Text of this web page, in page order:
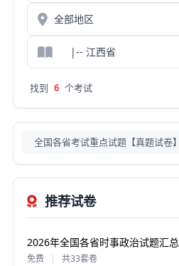
找到 6 个考试
全国各省考试重点试题【真题试卷】
推荐试卷
2026年全国各省时事政治试题汇总
免费 | 共33套卷